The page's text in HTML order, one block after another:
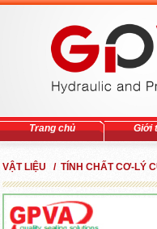
Trang chủ Giới
VẬT LIỆU / TÍNH CHẤT CƠ-LÝ